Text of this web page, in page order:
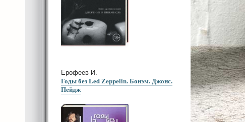
Ерофеев И.
Годы без Led Zeppelin. Бонэм. Джонс.
Пейдж